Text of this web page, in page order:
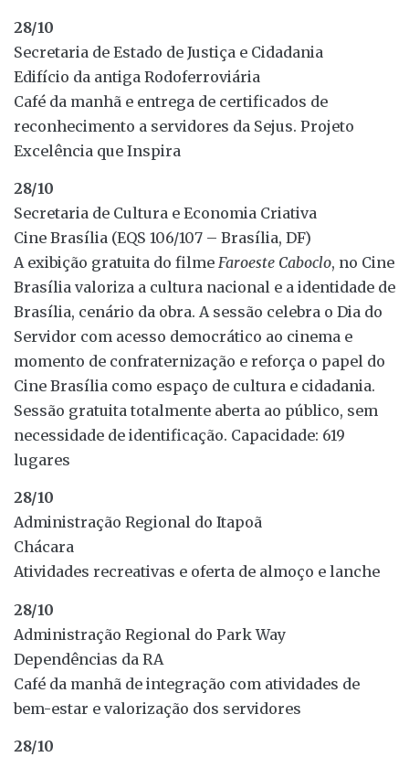
28/10
Secretaria de Estado de Justiça e Cidadania
Edifício da antiga Rodoferroviária
Café da manhã e entrega de certificados de
reconhecimento a servidores da Sejus. Projeto
Excelência que Inspira
28/10
Secretaria de Cultura e Economia Criativa
Cine Brasília (EQS 106/107 – Brasília, DF)
A exibição gratuita do filme Faroeste Caboclo, no Cine
Brasília valoriza a cultura nacional e a identidade de
Brasília, cenário da obra. A sessão celebra o Dia do
Servidor com acesso democrático ao cinema e
momento de confraternização e reforça o papel do
Cine Brasília como espaço de cultura e cidadania.
Sessão gratuita totalmente aberta ao público, sem
necessidade de identificação. Capacidade: 619
lugares
28/10
Administração Regional do Itapoã
Chácara
Atividades recreativas e oferta de almoço e lanche
28/10
Administração Regional do Park Way
Dependências da RA
Café da manhã de integração com atividades de
bem-estar e valorização dos servidores
28/10